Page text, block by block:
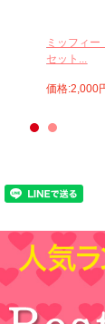
ミッフィ
セット...
価格:2,000